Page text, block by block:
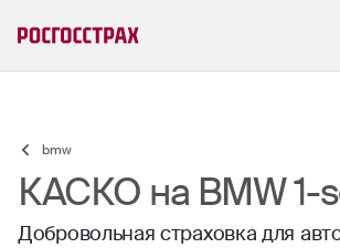
bmw
КАСКО на BMW 1-
Добровольная страховка для